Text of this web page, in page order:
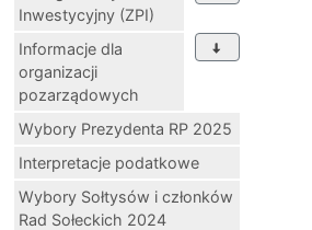
Inwestycyjny (ZPI)
Informacje dla
organizacji
pozarządowych
Wybory Prezydenta RP 2025
Interpretacje podatkowe
Wybory Sołtysów i członków
Rad Sołeckich 2024